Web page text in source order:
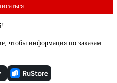
чтобы информация по заказам